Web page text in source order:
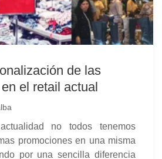
de las
el retail actual
no todos tenemos
promociones en una misma
por una sencilla diferencia